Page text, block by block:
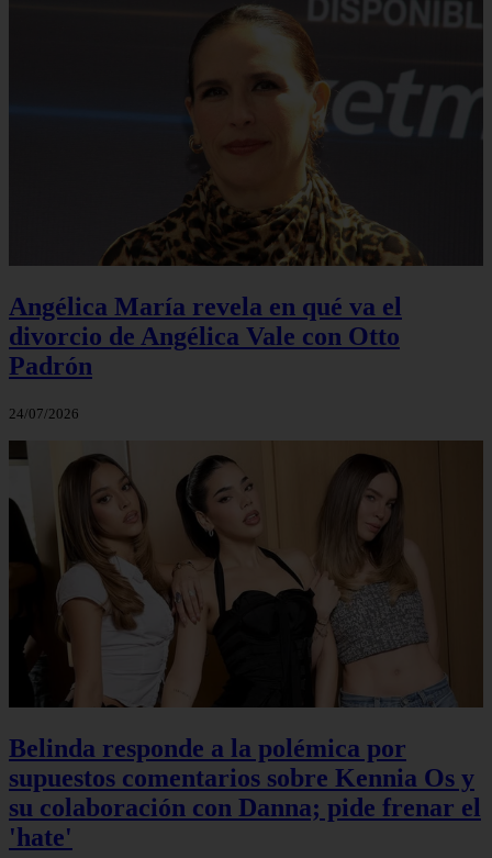
Angélica María revela en qué va el
divorcio de Angélica Vale con Otto
Padrón
24/07/2026
Belinda responde a la polémica por
supuestos comentarios sobre Kennia Os y
su colaboración con Danna; pide frenar el
'hate'